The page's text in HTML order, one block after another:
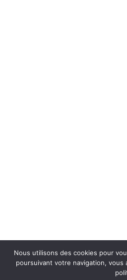
Nous utilisons des cookies pour
poursuivant votre navigation,